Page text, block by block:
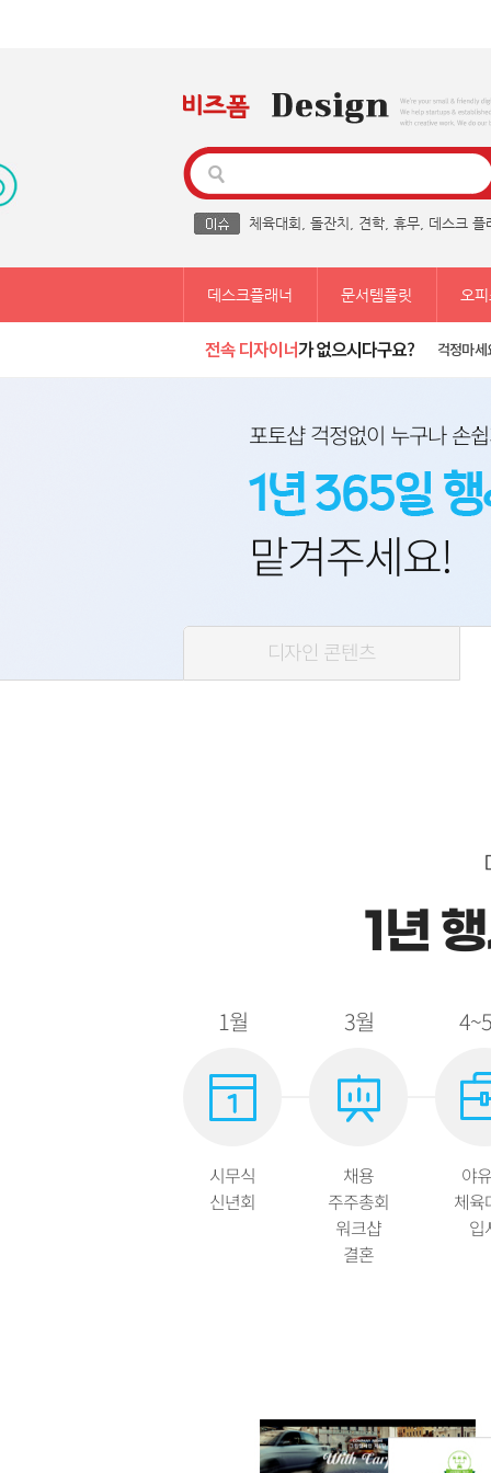
체육대회 돌잔치 견학 휴무 데스크 플
데스크플래너 문서템플릿 오
걱정마
포토샵 걱정없이 누구나 손
맡겨주세요!
디자인 콘텐츠
1년
1월
시무식
신년회
3월
채용
주주총회
워크샵
결혼
야
체육
입